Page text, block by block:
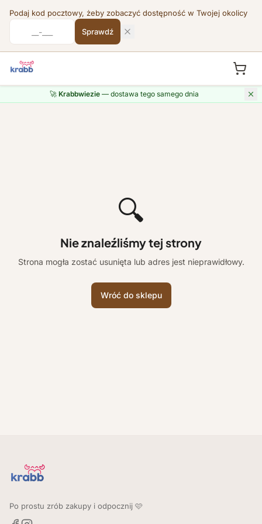
Podaj kod pocztowy, żeby zobaczyć dostępność w Twojej okolicy
Sprawdź
🚀 Krabbwiezie— dostawa tego samego dnia
🔍
Nie znaleźliśmy tej strony
Strona mogła zostać usunięta lub adres jest nieprawidłowy.
Wróć do sklepu
Po prostu zrób zakupy i odpocznij 🩷